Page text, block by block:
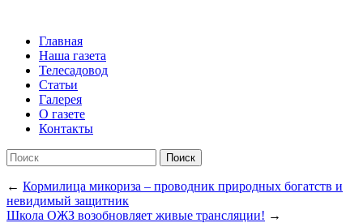
Главная
Наша газета
Телесадовод
Статьи
Галерея
О газете
Контакты
Поиск
← Кормилица микориза – проводник природных богатств и
невидимый защитник
Школа ОЖЗ возобновляет живые трансляции! →